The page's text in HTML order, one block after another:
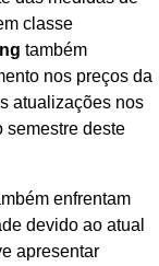
classe
também
nos preços da
atualizações nos
semestre deste
enfrentam
devido ao atual
apresentar